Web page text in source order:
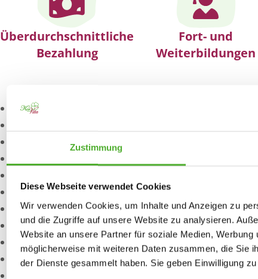
Zustimmung
Diese Webseite verwendet Cookies
Wir verwenden Cookies, um Inhalte und Anzeigen zu
und die Zugriffe auf unsere Website zu analysieren.
Website an unsere Partner für soziale Medien,
möglicherweise mit weiteren Daten zusammen, die Sie
der Dienste gesammelt haben. Sie geben Einwilligung
Überdurchschnittliche
Bezahlung
Fort- und
Weiterbildungen
Feste Dienstplanung, die Ihrem Privatleben
Intensive Einarbeitung und Anleitung
Entwicklungsmöglichkeiten in einem
Gesundes und agiles Familienunternehmen
Offenes und herzliches Team, das Spaß an
Attraktive Mitarbeiterbenefits
Attraktive Mitarbeiteraktionen